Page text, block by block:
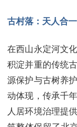
古村落：天人合
在西山永定河文
积淀并重的传统
源保护与古树养
动体现，传承千
人居环境治理提